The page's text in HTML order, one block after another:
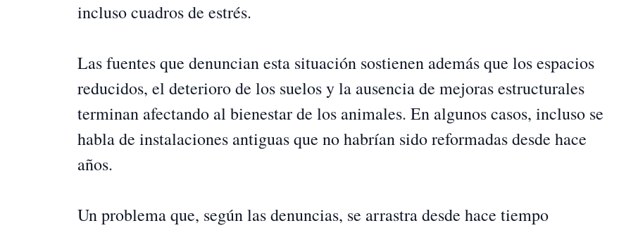
incluso cuadros de estrés.
Las fuentes que denuncian esta situación sostienen además que los espacios
reducidos, el deterioro de los suelos y la ausencia de mejoras estructurales
terminan afectando al bienestar de los animales. En algunos casos, incluso se
habla de instalaciones antiguas que no habrían sido reformadas desde hace
años.
Un problema que, según las denuncias, se arrastra desde hace tiempo